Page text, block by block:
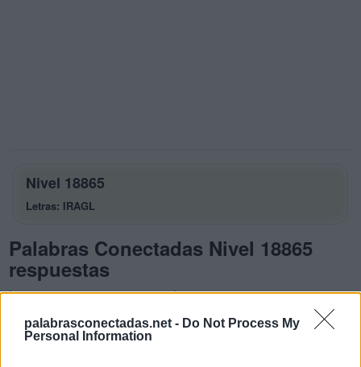
palabrasconectadas.net - Do Not Process My
Personal Information
Nivel 18865
Letras: IRAGL
Palabras Conectadas Nivel 18865
respuestas
La respuesta a este rompecabezas es:
I
R
A